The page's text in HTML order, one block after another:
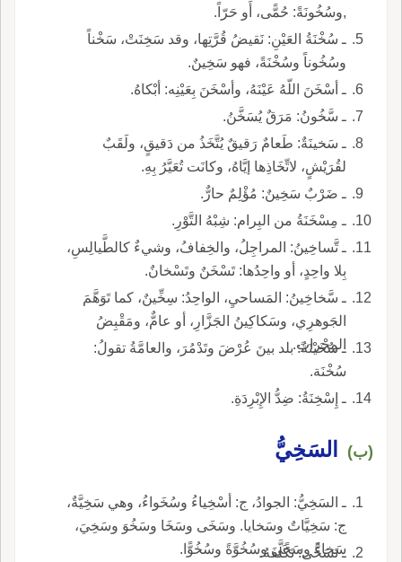
,وسُخُونَةً: حُمًّى، أَو حَرّاً.
ـ سُخْنَةُ العَيْنِ: نَقيضُ قُرَّتِها، وقد سَخِنَتْ، سَخْناً
وسُخُوناً وسُخْنَةً، فهو سَخِينٌ.
ـ أسْخَنَ اللّهُ عَيْنَهُ، وأسْخَنَ بِعَيْنِه: أبْكاهُ.
ـ سَّخُونُ: مَرَقٌ يُسَخَّنُ.
ـ سَخينَةٌ: طَعامٌ رَقيقٌ يُتَّخَذُ من دَقيقٍ، ولَقَبٌ
لقُرَيْشٍ، لاتِّخَاذِها إيَّاهُ، وكانَت تُعَيَّرُ بِهِ.
ـ ضَرْبٌ سَخِينٌ: مُؤْلِمٌ حارٌّ.
ـ مِسْخَنَةُ من البِرام: شِبْهُ التَّوْرِ.
ـ تَّساخِينُ: المراجِلُ، والخِفافُ، وشيءٌ كالطَّيالِسِ،
بِلا واحِدٍ، أو واحِدُها: تَسْخَنٌ وتَسْخانٌ.
ـ سَّخاخِينُ: المَساحيِ، الواحِدُ: سِخِّينٌ، كما تَوَهَّمَ
الجَوهرِي، وسَكاكِينُ الجَزَّارِ، أو عامٌّ، ومَقْبِضُ
المِحْراثِ.
ـ سُخَيْنَةُ: بلد بينَ عُرْضَ وتَدْمُرَ، والعامَّةُ تقولُ:
سُخْنَة.
ـ إِسْخِنَةُ: ضِدُّ الإِبْرِدَةِ.
(ب) السَخِيُّ
ـ السَخِيُّ: الجوادُ، ج: أسْخِياءُ وسُخَواءُ، وهي سَخِيَّةٌ،
ج: سَخِيَّاتٌ وسَخايا. وسَخَى وسَخَا وسَخُوَ وسَخِيَ،
سَخاءً وسَخًى وسُخُوَّةً وسُخُوًّا.
ـ تَسَخَّى: تَكَلَّفَهُ.